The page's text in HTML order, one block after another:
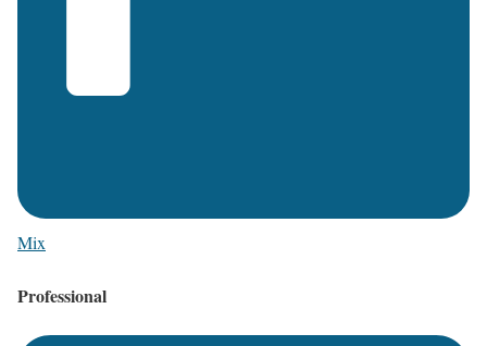
Mix
Professional